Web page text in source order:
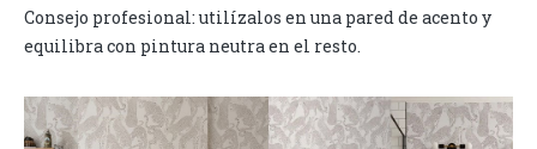
Consejo profesional: utilízalos en una pared de acento y
equilibra con pintura neutra en el resto.